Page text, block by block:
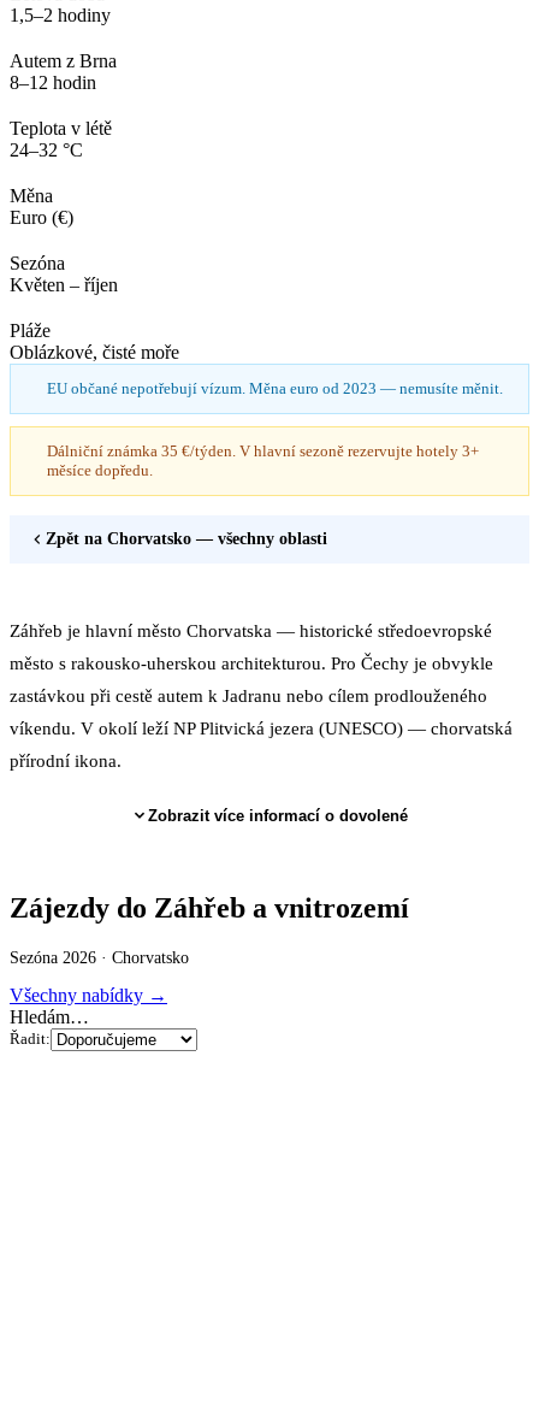
1,5–2 hodiny
Autem z Brna
8–12 hodin
Teplota v létě
24–32 °C
Měna
Euro (€)
Sezóna
Květen – říjen
Pláže
Oblázkové, čisté moře
EU občané nepotřebují vízum. Měna euro od 2023 — nemusíte měnit.
Dálniční známka 35 €/týden. V hlavní sezoně rezervujte hotely 3+
měsíce dopředu.
Zpět na Chorvatsko — všechny oblasti
Záhřeb je hlavní město Chorvatska — historické středoevropské
město s rakousko-uherskou architekturou. Pro Čechy je obvykle
zastávkou při cestě autem k Jadranu nebo cílem prodlouženého
víkendu. V okolí leží NP Plitvická jezera (UNESCO) — chorvatská
přírodní ikona.
Zobrazit více informací o dovolené
Zájezdy do Záhřeb a vnitrozemí
Sezóna 2026 · Chorvatsko
Všechny nabídky →
Hledám…
Řadit: